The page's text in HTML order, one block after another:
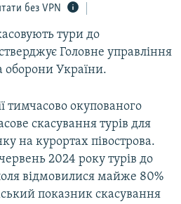
без VPN
тури до
Головне управління
оборони України.
тимчасово окупованого
скасування турів для
на курортах півострова.
2024 року турів до
відмовилися майже 80%
показник скасування